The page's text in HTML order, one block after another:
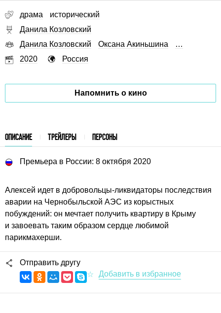
драма
исторический
Данила Козловский
Данила Козловский
Оксана Акиньшина
…
2020
Россия
Напомнить о кино
ОПИСАНИЕ ТРЕЙЛЕРЫ ПЕРСОНЫ
Премьера в России: 8 октября 2020
Алексей идет в добровольцы-ликвидаторы последствия
аварии на Чернобыльской АЭС из корыстных
побуждений: он мечтает получить квартиру в Крыму
и завоевать таким образом сердце любимой
парикмахерши.
Отправить другу